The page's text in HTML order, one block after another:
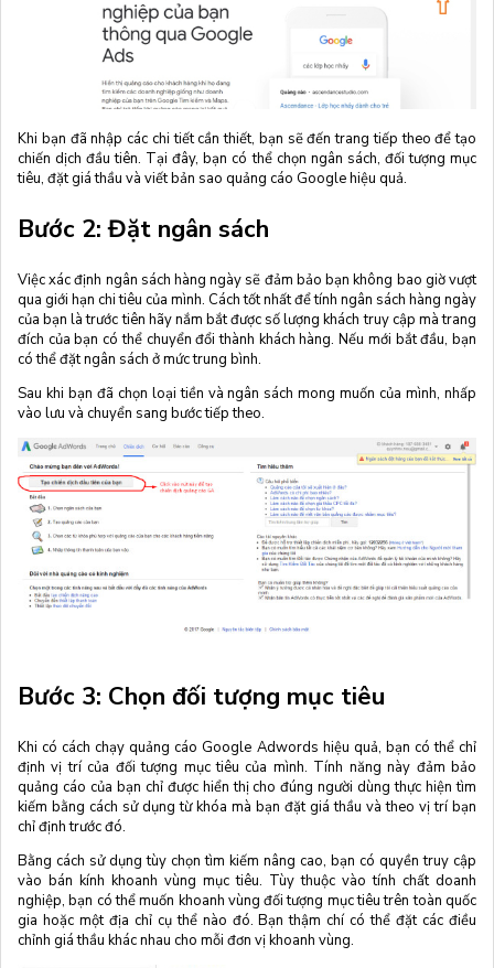
Khi bạn đã nhập các chi tiết cần thiết, bạn sẽ đến trang tiếp theo để tạo
chiến dịch đầu tiên. Tại đây, bạn có thể chọn ngân sách, đối tượng mục
tiêu, đặt giá thầu và viết bản sao quảng cáo Google hiệu quả.
Bước 2: Đặt ngân sách
Việc xác định ngân sách hàng ngày sẽ đảm bảo bạn không bao giờ vượt
qua giới hạn chi tiêu của mình. Cách tốt nhất để tính ngân sách hàng ngày
của bạn là trước tiên hãy nắm bắt được số lượng khách truy cập mà trang
đích của bạn có thể chuyển đổi thành khách hàng. Nếu mới bắt đầu, bạn
có thể đặt ngân sách ở mức trung bình.
Sau khi bạn đã chọn loại tiền và ngân sách mong muốn của mình, nhấp
vào lưu và chuyển sang bước tiếp theo.
Bước 3: Chọn đối tượng mục tiêu
Khi có cách chạy quảng cáo Google Adwords hiệu quả, bạn có thể chỉ
định vị trí của đối tượng mục tiêu của mình. Tính năng này đảm bảo
quảng cáo của bạn chỉ được hiển thị cho đúng người dùng thực hiện tìm
kiếm bằng cách sử dụng từ khóa mà bạn đặt giá thầu và theo vị trí bạn
chỉ định trước đó.
Bằng cách sử dụng tùy chọn tìm kiếm nâng cao, bạn có quyền truy cập
vào bán kính khoanh vùng mục tiêu. Tùy thuộc vào tính chất doanh
nghiệp, bạn có thể muốn khoanh vùng đối tượng mục tiêu trên toàn quốc
gia hoặc một địa chỉ cụ thể nào đó. Bạn thậm chí có thể đặt các điều
chỉnh giá thầu khác nhau cho mỗi đơn vị khoanh vùng.